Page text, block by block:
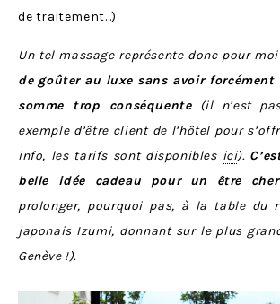
de traitement…).
Un tel massage représente donc pour moi
de goûter au luxe sans avoir forcément
somme trop conséquente(il n’est
exemple d’être client de l’hôtel pour
info, les tarifs sont disponibles ici).
belle idée cadeau pour un être cher
prolonger, pourquoi pas, à la table du
japonais Izumi, donnant sur le plus
Genève !).